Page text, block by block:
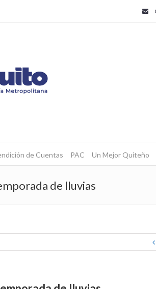
de Cuentas PAC Un Mejor Quiteño
de lluvias